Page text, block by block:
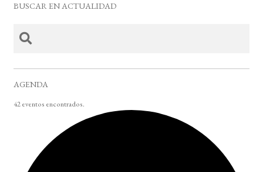
BUSCAR EN ACTUALIDAD
AGENDA
42 eventos encontrados.